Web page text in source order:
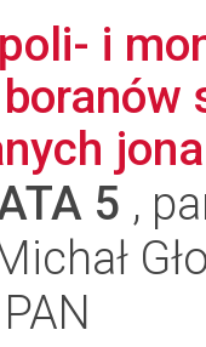
i
5 ,